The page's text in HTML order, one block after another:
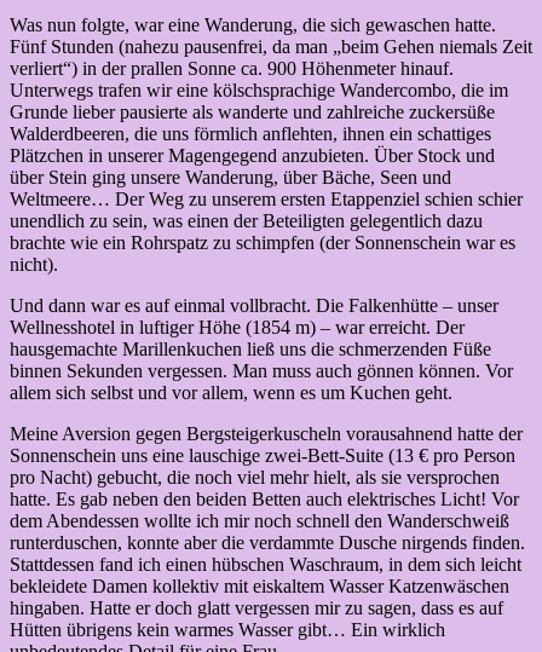
Was nun folgte, war eine Wanderung, die sich gewaschen hatte.
Fünf Stunden (nahezu pausenfrei, da man „beim Gehen niemals Zeit
verliert“) in der prallen Sonne ca. 900 Höhenmeter hinauf.
Unterwegs trafen wir eine kölschsprachige Wandercombo, die im
Grunde lieber pausierte als wanderte und zahlreiche zuckersüße
Walderdbeeren, die uns förmlich anflehten, ihnen ein schattiges
Plätzchen in unserer Magengegend anzubieten. Über Stock und
über Stein ging unsere Wanderung, über Bäche, Seen und
Weltmeere… Der Weg zu unserem ersten Etappenziel schien schier
unendlich zu sein, was einen der Beteiligten gelegentlich dazu
brachte wie ein Rohrspatz zu schimpfen (der Sonnenschein war es
nicht).
Und dann war es auf einmal vollbracht. Die Falkenhütte – unser
Wellnesshotel in luftiger Höhe (1854 m) – war erreicht. Der
hausgemachte Marillenkuchen ließ uns die schmerzenden Füße
binnen Sekunden vergessen. Man muss auch gönnen können. Vor
allem sich selbst und vor allem, wenn es um Kuchen geht.
Meine Aversion gegen Bergsteigerkuscheln vorausahnend hatte der
Sonnenschein uns eine lauschige zwei-Bett-Suite (13 € pro Person
pro Nacht) gebucht, die noch viel mehr hielt, als sie versprochen
hatte. Es gab neben den beiden Betten auch elektrisches Licht! Vor
dem Abendessen wollte ich mir noch schnell den Wanderschweiß
runterduschen, konnte aber die verdammte Dusche nirgends finden.
Stattdessen fand ich einen hübschen Waschraum, in dem sich leicht
bekleidete Damen kollektiv mit eiskaltem Wasser Katzenwäschen
hingaben. Hatte er doch glatt vergessen mir zu sagen, dass es auf
Hütten übrigens kein warmes Wasser gibt… Ein wirklich